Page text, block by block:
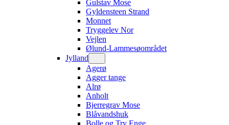
Gulstav Mose
Gyldensteen Strand
Monnet
Tryggelev Nor
Vejlen
Ølund-Lammesøområdet
Jylland
Agerø
Agger tange
Alrø
Anholt
Bjerregrav Mose
Blåvandshuk
Bolle og Try Enge